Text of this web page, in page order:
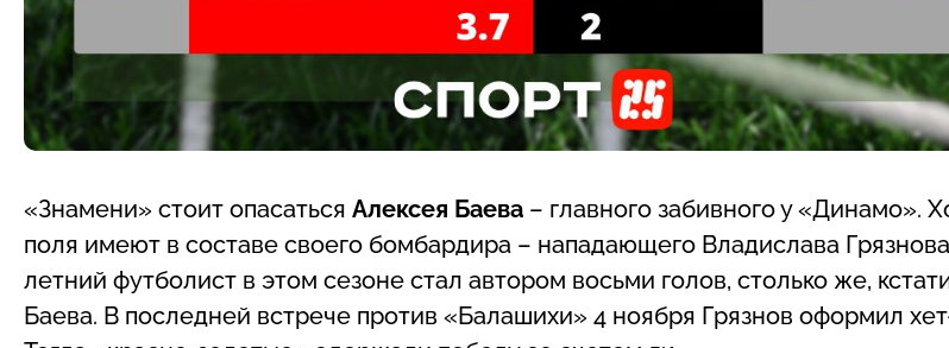
«Знамени» стоит опасаться Алексея Баева – главного забивного у «Динамо».
поля имеют в составе своего бомбардира – нападающего Владислава
летний футболист в этом сезоне стал автором восьми голов, столько же,
Баева. В последней встрече против «Балашихи» 4 ноября Грязнов оформил